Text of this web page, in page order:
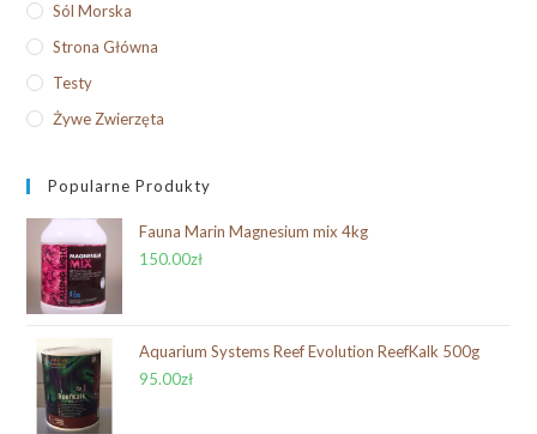
Sól Morska
Strona Główna
Testy
Żywe Zwierzęta
Popularne Produkty
Fauna Marin Magnesium mix 4kg
150.00zł
Aquarium Systems Reef Evolution ReefKalk 500g
95.00zł